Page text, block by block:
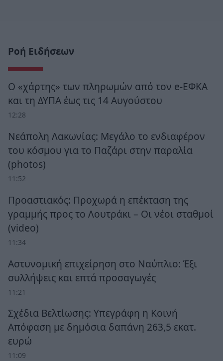
Ροή Ειδήσεων
Ο «χάρτης» των πληρωμών από τον e-ΕΦΚΑ
και τη ΔΥΠΑ έως τις 14 Αυγούστου
12:28
Νεάπολη Λακωνίας: Μεγάλο το ενδιαφέρον
του κόσμου για το Παζάρι στην παραλία
(photos)
11:52
Προαστιακός: Προχωρά η επέκταση της
γραμμής προς το Λουτράκι – Οι νέοι σταθμοί
(video)
11:34
Αστυνομική επιχείρηση στο Ναύπλιο: Έξι
συλλήψεις και επτά προσαγωγές
11:21
Σχέδια Βελτίωσης: Υπεγράφη η Κοινή
Απόφαση με δημόσια δαπάνη 263,5 εκατ.
ευρώ
11:09